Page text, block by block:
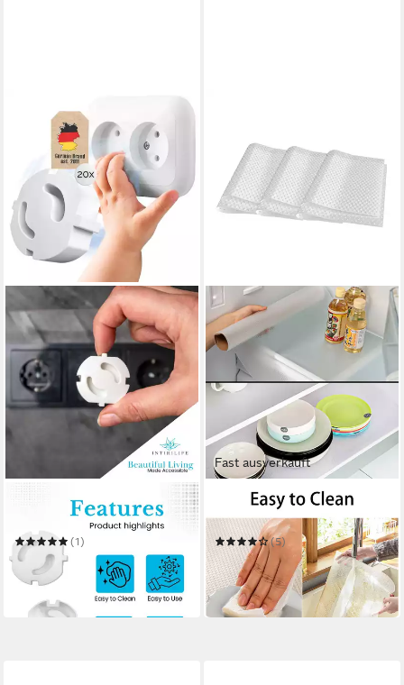
INTIRILIFE
Kindersicherung
(1)
14,99 € UVP 20,99 €
-29%
in 4-5 Werktagen bei dir
Fast ausverkauft
INTIRILIFE
Schubladenmatte
(5)
17,99 € UVP 31,99 €
-44%
in 4-5 Werktagen bei dir